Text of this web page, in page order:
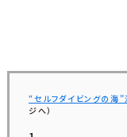
“セルフダイビングの海
ジへ）